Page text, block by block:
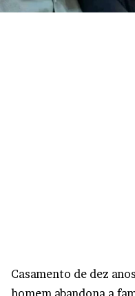
Casamento de dez
homem abandona a